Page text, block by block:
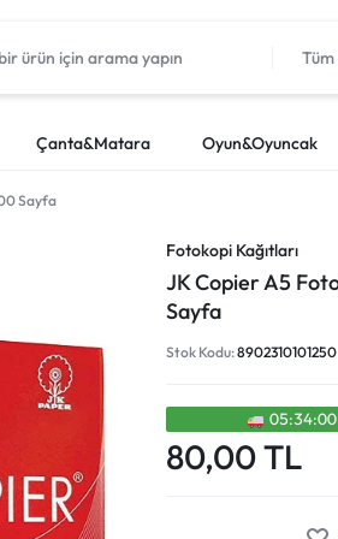
Silgiler
Kalemtıraşlar
Yapıştırıcı ve Bant
Yapışkanlı Not Kağıtları
Çanta&Matara Oyun&Oyuncak
Sayfa
Fotokopi Kağıtları
JK Copier A5
Sayfa
Stok Kodu:8902310101250
05:34:00
80,00TL